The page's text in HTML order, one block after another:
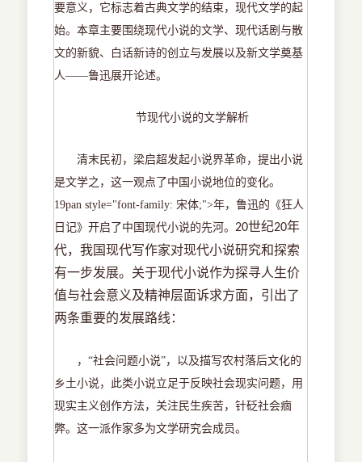
要意义，它标志着古典文学的结束，现代文学的起
始。本章主要围绕现代小说的文学、现代话剧与散
文的新貌、白话新诗的创立与发展以及新文学奠基
人——鲁迅展开论述。
节现代小说的文学解析
清末民初，梁启超发起小说界革命，提出小说
是文学之，这一观点了中国小说地位的变化。
19pan style="font-family: 宋体;">年，鲁迅的《狂人
日记》开启了中国现代小说的先河。20世纪20年
代，我国现代写作家对现代小说研究和探索
有一步发展。关于现代小说作为探寻人生价
值与社会意义及精神层面诉求方面，引出了
两条重要的发展路线：
，“社会问题小说”，以及描写农村落后文化的
乡土小说，此类小说立足于反映社会现实问题，用
现实主义创作方法，关注民生疾苦，针砭社会痼
弊。这一派作家多为文学研究会成员。